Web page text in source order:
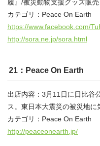
履』/被災動物支援グッズ販
カテゴリ：Peace On Earth
https://www.facebook.com/
http://sora.ne.jp/sora.html
21：Peace On Earth
出店内容：3月11日に日比谷
ス。東日本大震災の被災地に
カテゴリ：Peace On Earth
http://peaceonearth.jp/